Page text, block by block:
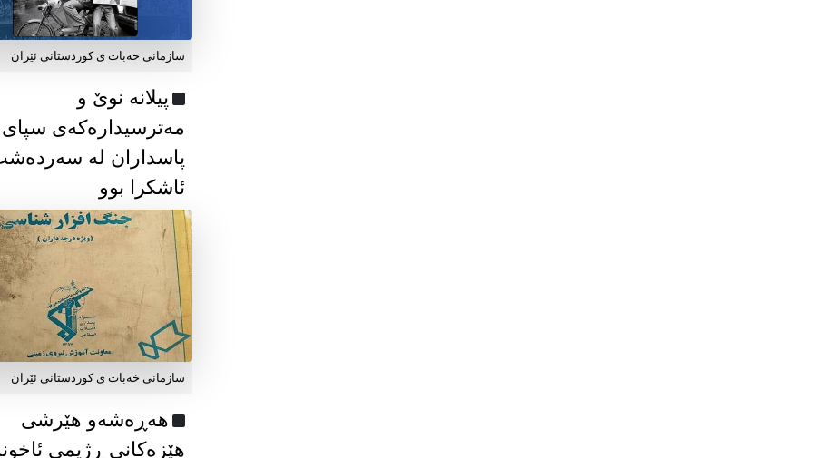
سازمانی خەبات ی كوردستانی ئێران
پیلانە نوێ و
مەترسیدارەکەی سپای
پاسداران لە
ئاشکرا بوو
سازمانی خەبات ی كوردستانی ئێران
هەڕەشەو هێرشی
هێزەکانی ڕژیمی